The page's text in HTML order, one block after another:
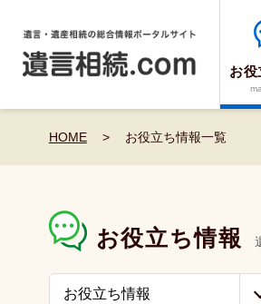
お役
HOME > お役立ち情報一覧
お役立ち情報